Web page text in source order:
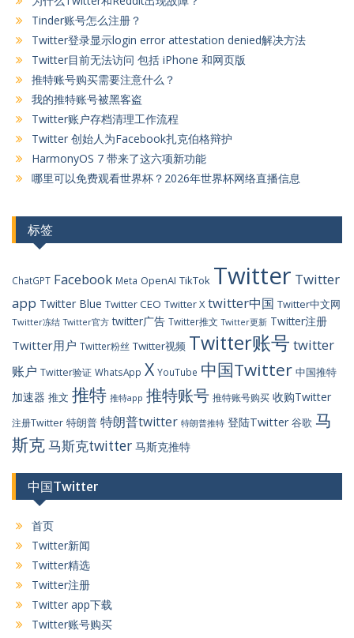
Tinder账号怎么注册？
Twitter登录显示login error attestation denied解决方法
Twitter目前无法访问 包括 iPhone 和网页版
推特账号购买需要注意什么？
我的推特账号被黑客盗
Twitter账户存档清理工作流程
Twitter 创始人为Facebook扎克伯格辩护
HarmonyOS 7 带来了这六项新功能
哪里可以免费观看世界杯？2026年世界杯网络直播信息
标签
ChatGPT Facebook Meta OpenAI TikTok Twitter Twitter
app Twitter Blue Twitter CEO Twitter X twitter中国 Twitter中文网
Twitter冻结 Twitter官方 twitter广告 Twitter推文 Twitter更新 Twitter注册
Twitter用户 Twitter粉丝 Twitter视频 Twitter账号 twitter
账户 Twitter验证 WhatsApp X YouTube 中国Twitter 中国推特
加速器 推文 推特 推特app 推特账号 推特账号购买 收购Twitter
注册Twitter 特朗普 特朗普twitter 特朗普推特 登陆Twitter 谷歌 马
斯克马斯克twitter 马斯克推特
中国Twitter
首页
Twitter新闻
Twitter精选
Twitter注册
Twitter app下载
Twitter账号购买